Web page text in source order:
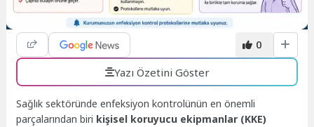
0
Yazı Özetini Göster
Sağlık sektöründe enfeksiyon kontrolünün en önemli
parçalarından biri kişisel koruyucu ekipmanlar (KKE)